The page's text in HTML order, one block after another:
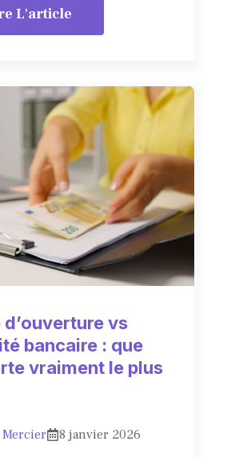
L'article
d’ouverture vs
bancaire : que
vraiment le plus
8 janvier 2026